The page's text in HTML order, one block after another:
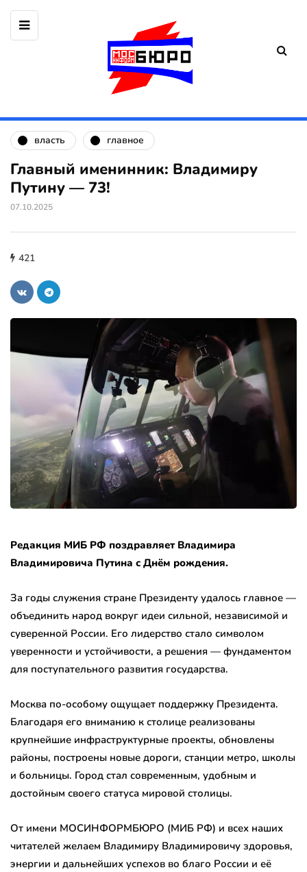
власть главное
Главный именинник: Владимиру
Путину — 73!
07.10.2025
421
Редакция МИБ РФ поздравляет Владимира
Владимировича Путина с Днём рождения.
За годы служения стране Президенту удалось главное —
объединить народ вокруг идеи сильной, независимой и
суверенной России. Его лидерство стало символом
уверенности и устойчивости, а решения — фундаментом
для поступательного развития государства.
Москва по-особому ощущает поддержку Президента.
Благодаря его вниманию к столице реализованы
крупнейшие инфраструктурные проекты, обновлены
районы, построены новые дороги, станции метро, школы
и больницы. Город стал современным, удобным и
достойным своего статуса мировой столицы.
От имени МОСИНФОРМБЮРО (МИБ РФ) и всех наших
читателей желаем Владимиру Владимировичу здоровья,
энергии и дальнейших успехов во благо России и её